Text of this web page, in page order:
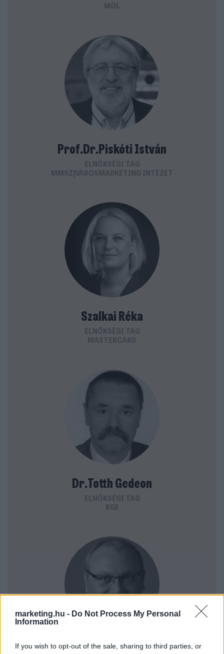
marketing.hu - Do Not Process My Personal
Information
If you wish to opt-out of the sale, sharing to third parties, or
MOL
Prof.Dr.Piskóti István
ELNÖKSÉGI TAG
MMSZ|VÁROSMARKETING INTÉZET
Szalkai Réka
ELNÖKSÉGI TAG
MASTERCARD
Dr.Totth Gedeon
ELNÖKSÉGI TAG
BGE
Varga István